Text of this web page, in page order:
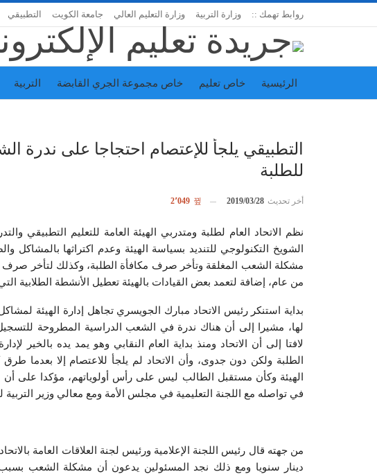
روابط تهمك :: وزارة التربية وزارة التعليم العالي جامعة الكويت التطبيقي
الرئيسية خاص تعليم خاص مجموعة الجري القابضة التربية
التطبيقي يلجأ للإعتصام احتجاجا على ندرة
للطلبة
أخر تحديث 2019/03/28
نظم الاتحاد العام لطلبة ومتدربي الهيئة العامة للتعليم التطبيقي
الشويخ التكنولوجي للتنديد بسياسة الهيئة وعدم اكتراثها بالمشاكل
مشكلة الشعب المغلقة وتأخر صرف مكافأة الطلبة، وكذلك لتأخر صرف
من عام، إضافة لتعمد بعض القيادات بالهيئة تعطيل الأنشطة الطلابية
بداية استنكر رئيس الاتحاد مبارك الجويسري تجاهل إدارة الهيئة
لها، مشيرا إلى أن هناك ندرة في الشعب الدراسية المطروحة
لافتا إلى أن الاتحاد ومنذ بداية العام النقابي وهو يمد يده بالخير
الطلبة ولكن دون جدوى، وأن الاتحاد لم يلجأ للاعتصام إلا بعدما
الهيئة وكأن مستقبل الطالب ليس على رأس أولوياتهم، مؤكدا على أن
في تواصله مع اللجنة التعليمية في مجلس الأمة ومع معالي وزير التربية
دينار سنويا ومع ذلك نجد المسئولين يدعون أن مشكلة الشعب بسبب